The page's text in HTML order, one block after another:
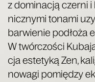
z domi­na­cją czer­ni
nicz­ny­mi tona­mi
bar­wie­nie pod­ło­ża
W twór­czo­ści
cja este­ty­ką Zen,
no­wa­gi pomię­dzy